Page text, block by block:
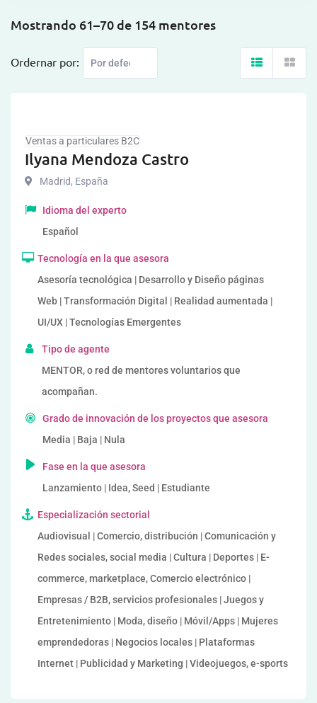
Mostrando 61–70 de 154 mentores
Ordernar por:
Ventas a particulares B2C
Ilyana Mendoza Castro
Madrid, España
Idioma del experto
Español
Tecnología en la que asesora
Asesoría tecnológica | Desarrollo y Diseño páginas
Web | Transformación Digital | Realidad aumentada |
UI/UX | Tecnologías Emergentes
Tipo de agente
MENTOR, o red de mentores voluntarios que
acompañan.
Grado de innovación de los proyectos que asesora
Media | Baja | Nula
Fase en la que asesora
Lanzamiento | Idea, Seed | Estudiante
Especialización sectorial
Audiovisual | Comercio, distribución | Comunicación y
Redes sociales, social media | Cultura | Deportes | E-
commerce, marketplace, Comercio electrónico |
Empresas / B2B, servicios profesionales | Juegos y
Entretenimiento | Moda, diseño | Móvil/Apps | Mujeres
emprendedoras | Negocios locales | Plataformas
Internet | Publicidad y Marketing | Videojuegos, e-sports